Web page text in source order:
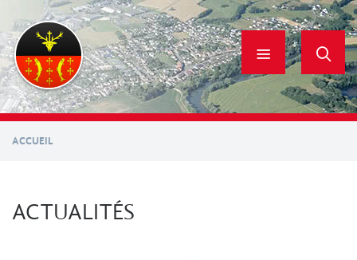
contenu
principal
ACCUEIL
ACTUALITÉS